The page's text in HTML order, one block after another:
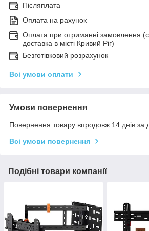
Післяплата
Оплата на рахунок
Оплата при отриманні замовлення
доставка в місті Кривий Ріг)
Безготівковий розрахунок
Всі умови оплати
Умови повернення
Повернення товару впродовж 14 днів за
Всі умови повернення
Подібні товари компанії